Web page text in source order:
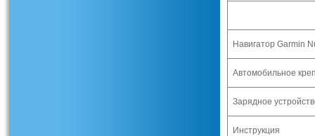
НавигаторGarmin
Автомобильное
Зарядное
Инструкция